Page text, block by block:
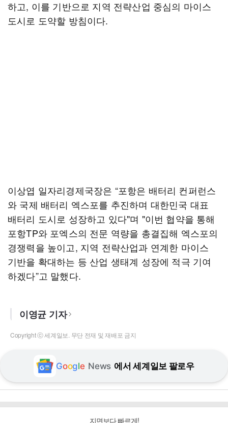
하고, 이를 기반으로 지역 전략산업 중심의 마이스
도시로 도약할 방침이다.
이상엽 일자리경제국장은 “포항은 배터리 컨퍼런스
와 국제 배터리 엑스포를 추진하며 대한민국 대표
배터리 도시로 성장하고 있다"며 "이번 협약을 통해
포항TP와 포엑스의 전문 역량을 총결집해 엑스포의
경쟁력을 높이고, 지역 전략산업과 연계한 마이스
기반을 확대하는 등 산업 생태계 성장에 적극 기여
하겠다”고 말했다.
이영균 기자
Copyright ⓒ 세계일보. 무단 전재 및 재배포 금지
Google News 에서 세계일보 팔로우
지면보다 빠르게!